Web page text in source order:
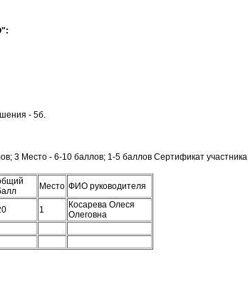
- 5б;
- 5б.
3 Место - 6-10 баллов; 1-5 баллов Сертификат участника
Место ФИО руководителя
1
Косарева Олеся
Олеговна